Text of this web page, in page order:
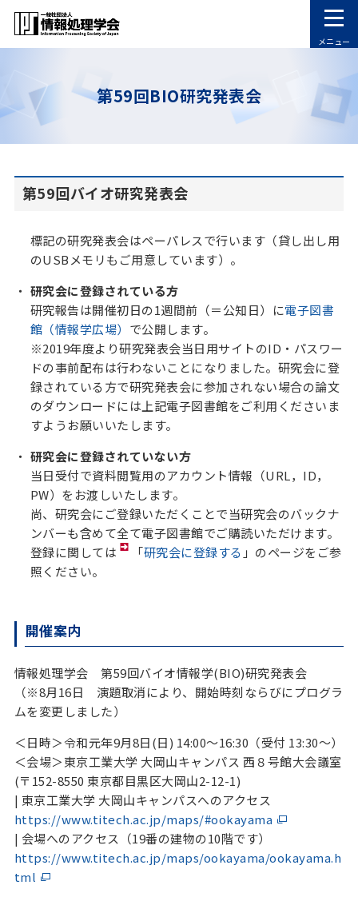
メニュー
第59回BIO研究発表会
第59回バイオ研究発表会
標記の研究発表会はペーパレスで行います（貸し出し用
のUSBメモリもご用意しています）。
研究会に登録されている方
研究報告は開催初日の1週間前（＝公知日）に電子図書
館（情報学広場） で公開します。
※2019年度より研究発表会当日用サイトのID・パスワー
ドの事前配布は行わないことになりました。研究会に登
録されている方で研究発表会に参加されない場合の論文
のダウンロードには上記電子図書館をご利用くださいま
すようお願いいたします。
研究会に登録されていない方
当日受付で資料閲覧用のアカウント情報（URL，ID，
PW）をお渡しいたします。
尚、研究会にご登録いただくことで当研究会のバックナ
ンバーも含めて全て電子図書館でご購読いただけます。
登録に関しては
「研究会に登録する 」のページをご参
照ください。
開催案内
情報処理学会 第59回バイオ情報学(BIO)研究発表会
（※8月16日 演題取消により、開始時刻ならびにプログラ
ムを変更しました）
＜日時＞令和元年9月8日(日) 14:00～16:30（受付 13:30～）
＜会場＞東京工業大学 大岡山キャンパス 西８号館大会議室
(〒152-8550 東京都目黒区大岡山2-12-1)
| 東京工業大学 大岡山キャンパスへのアクセス
https://www.titech.ac.jp/maps/#ookayama
| 会場へのアクセス（19番の建物の10階です）
https://www.titech.ac.jp/maps/ookayama/ookayama.h
tml